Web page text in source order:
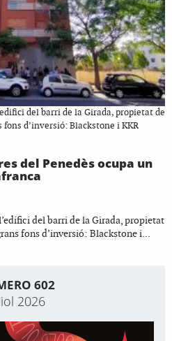
del barri de la Girada, propietat de
d’inversió: Blackstone i KKR
del Penedès ocupa un
del barri de la Girada, propietat
fons d’inversió: Blackstone i...
602
2026